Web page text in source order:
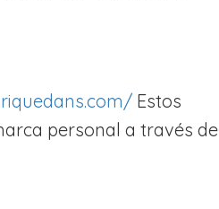
Estos
personal a través de